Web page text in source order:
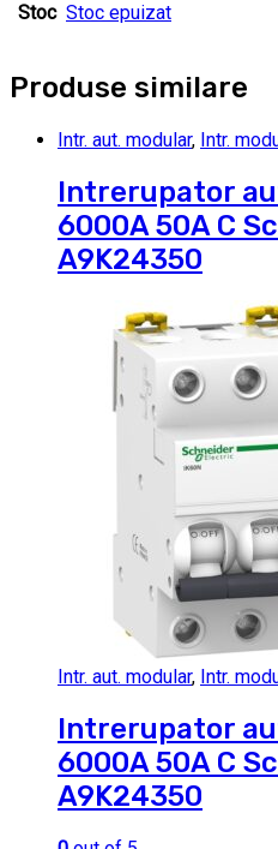
Stoc Stoc epuizat
Produse similare
Intr. aut. modular, Intr.
Intrerupator
6000A 50A C
A9K24350
Intr. aut. modular, Intr.
Intrerupator
6000A 50A C
A9K24350